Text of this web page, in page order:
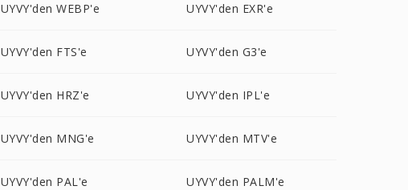
UYVY'den WEBP'e UYVY'den EXR'e
UYVY'den FTS'e UYVY'den G3'e
UYVY'den HRZ'e UYVY'den IPL'e
UYVY'den MNG'e UYVY'den MTV'e
UYVY'den PAL'e UYVY'den PALM'e